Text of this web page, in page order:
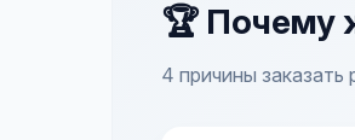
🏆 Почему
4 причины